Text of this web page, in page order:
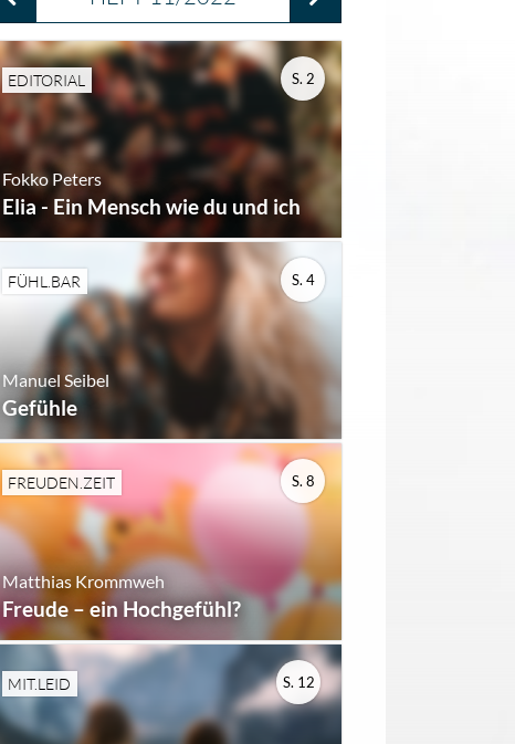
EDITORIAL
Fokko Peters
Elia - Ein Mensch wie du und ich
S. 2
FÜHL.BAR
Manuel Seibel
Gefühle
S. 4
FREUDEN.ZEIT
Matthias Krommweh
Freude – ein Hochgefühl?
S. 8
MIT.LEID S. 12